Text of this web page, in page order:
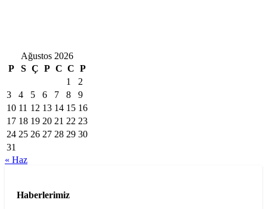
Ağustos 2026
P
S Ç P C C P
1
2
3
4 5 6 7 8
9
10 11 12 13 14 15 16
17 18 19 20 21 22 23
24 25 26 27 28 29 30
31
« Haz
Haberlerimiz